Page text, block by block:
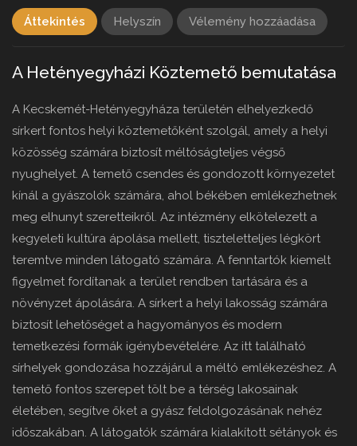
Áttekintés Helyszín Vélemény hozzáadása
A Hetényegyházi Köztemető bemutatása
A Kecskemét-Hetényegyháza területén elhelyezkedő
sírkert fontos helyi köztemetőként szolgál, amely a helyi
közösség számára biztosít méltóságteljes végső
nyughelyet. A temető csendes és gondozott környezetet
kínál a gyászolók számára, ahol békében emlékezhetnek
meg elhunyt szeretteikről. Az intézmény elkötelezett a
kegyeleti kultúra ápolása mellett, tiszteletteljes légkört
teremtve minden látogató számára. A fenntartók kiemelt
figyelmet fordítanak a terület rendben tartására és a
növényzet ápolására. A sírkert a helyi lakosság számára
biztosít lehetőséget a hagyományos és modern
temetkezési formák igénybevételére. Az itt található
sírhelyek gondozása hozzájárul a méltó emlékezéshez. A
temető fontos szerepet tölt be a térség lakosainak
életében, segítve őket a gyász feldolgozásának nehéz
időszakában. A látogatók számára kialakított sétányok és